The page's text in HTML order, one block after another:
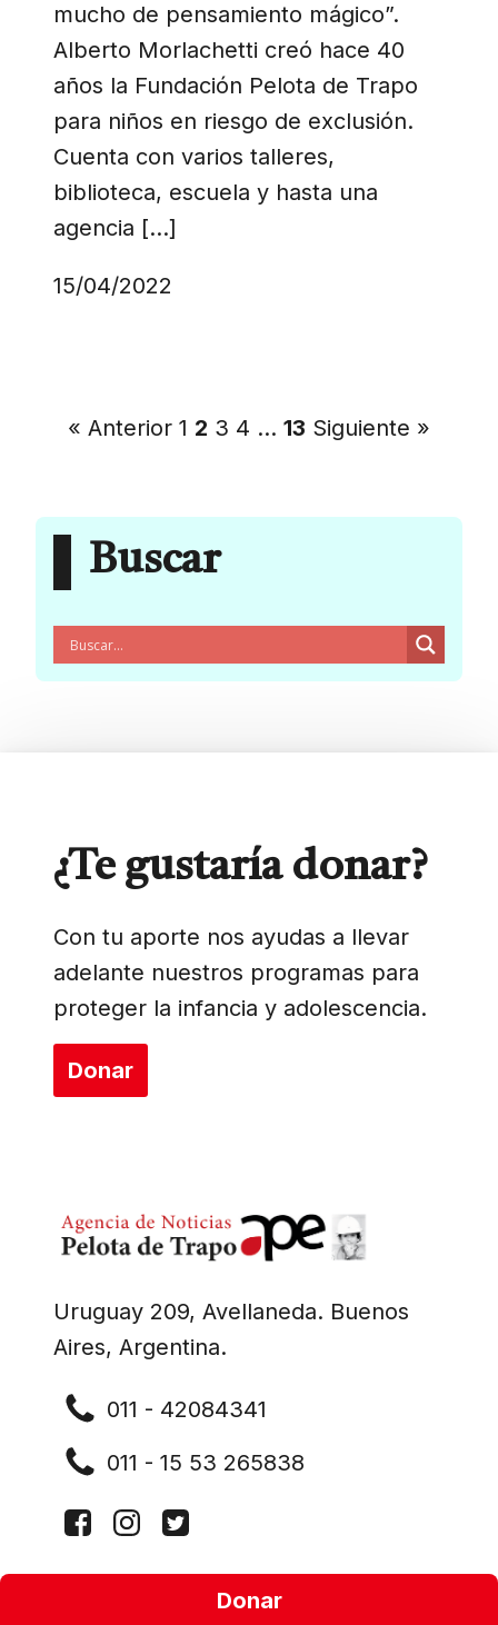
Donar
mucho de pensamiento mágico”.
Alberto Morlachetti creó hace 40
años la Fundación Pelota de Trapo
para niños en riesgo de exclusión.
Cuenta con varios talleres,
biblioteca, escuela y hasta una
agencia […]
15/04/2022
« Anterior 1 2 3 4 … 13 Siguiente »
Buscar
Uruguay 209, Avellaneda. Buenos
Aires, Argentina.
011 - 42084341
011 - 15 53 265838
¿Te gustaría donar?
Con tu aporte nos ayudas a llevar
adelante nuestros programas para
proteger la infancia y adolescencia.
Donar